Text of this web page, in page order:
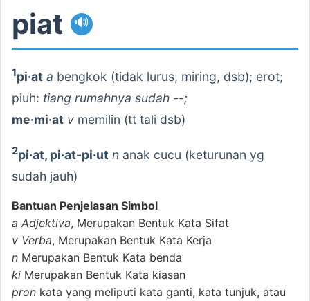
piat 🔊
1pi·at a bengkok (tidak lurus, miring, dsb); erot;
piuh: tiang rumahnya sudah --;
me·mi·at v memilin (tt tali dsb)
2pi·at, pi·at-pi·ut n anak cucu (keturunan yg
sudah jauh)
Bantuan Penjelasan Simbol
a Adjektiva, Merupakan Bentuk Kata Sifat
v Verba, Merupakan Bentuk Kata Kerja
n Merupakan Bentuk Kata benda
ki Merupakan Bentuk Kata kiasan
pron kata yang meliputi kata ganti, kata tunjuk, atau